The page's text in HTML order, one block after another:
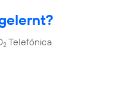
2 Telefónica